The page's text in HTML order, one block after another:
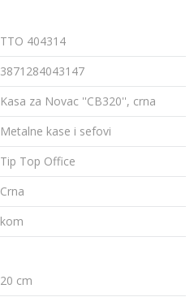
TTO 404314
3871284043147
Kasa za Novac ''CB320'', crna
Metalne kase i sefovi
Tip Top Office
Crna
kom
20 cm